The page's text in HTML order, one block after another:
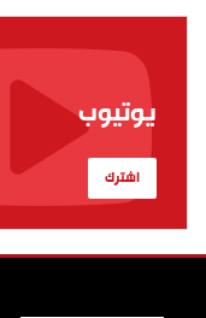
يوتيوب
اشترك